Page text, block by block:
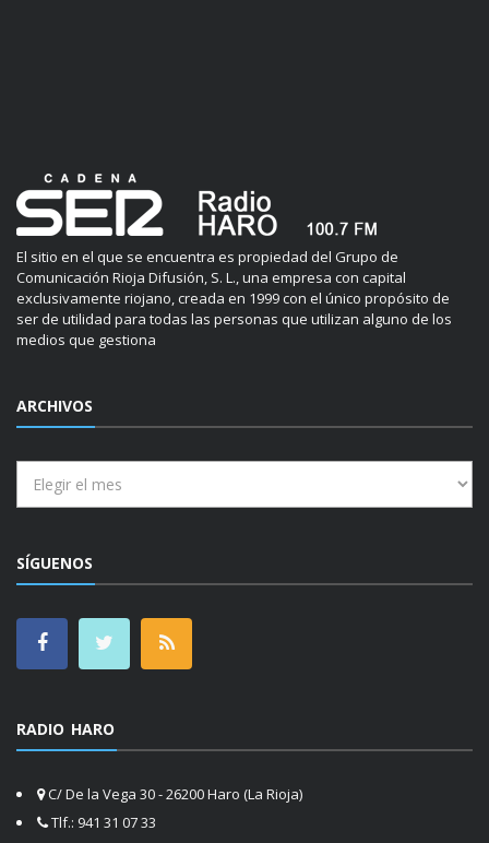
El sitio en el que se encuentra es propiedad del Grupo de
Comunicación Rioja Difusión, S. L., una empresa con capital
exclusivamente riojano, creada en 1999 con el único propósito de
ser de utilidad para todas las personas que utilizan alguno de los
medios que gestiona
ARCHIVOS
SÍGUENOS
RADIO HARO
C/ De la Vega 30 - 26200 Haro (La Rioja)
Tlf.: 941 31 07 33